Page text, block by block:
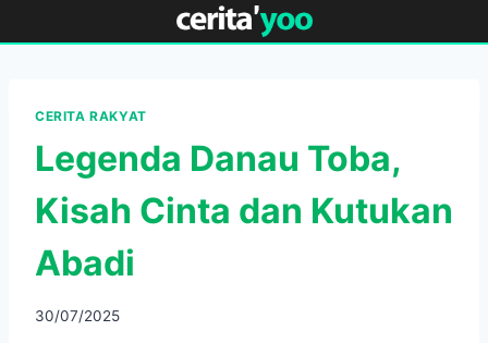
to
CERITA RAKYAT
Legenda Danau Toba,
Kisah Cinta dan Kutukan
Abadi
30/07/2025